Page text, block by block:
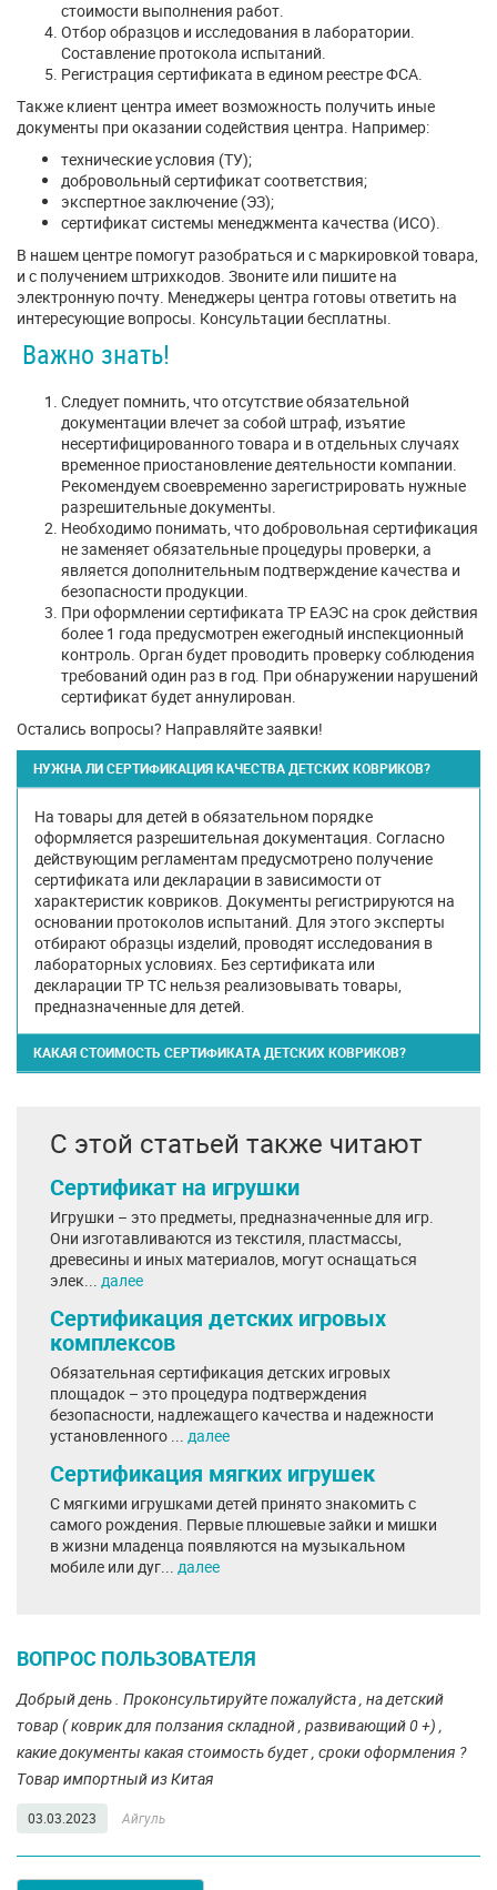
стоимости выполнения работ.
Отбор образцов и исследования в лаборатории.
Составление протокола испытаний.
Регистрация сертификата в едином реестре ФСА.
Также клиент центра имеет возможность получить иные
документы при оказании содействия центра. Например:
технические условия (ТУ);
добровольный сертификат соответствия;
экспертное заключение (ЭЗ);
сертификат системы менеджмента качества (ИСО).
В нашем центре помогут разобраться и с маркировкой товара,
и с получением штрихкодов. Звоните или пишите на
электронную почту. Менеджеры центра готовы ответить на
интересующие вопросы. Консультации бесплатны.
Важно знать!
Следует помнить, что отсутствие обязательной
документации влечет за собой штраф, изъятие
несертифицированного товара и в отдельных случаях
временное приостановление деятельности компании.
Рекомендуем своевременно зарегистрировать нужные
разрешительные документы.
Необходимо понимать, что добровольная сертификация
не заменяет обязательные процедуры проверки, а
является дополнительным подтверждение качества и
безопасности продукции.
При оформлении сертификата ТР ЕАЭС на срок действия
более 1 года предусмотрен ежегодный инспекционный
контроль. Орган будет проводить проверку соблюдения
требований один раз в год. При обнаружении нарушений
сертификат будет аннулирован.
Остались вопросы? Направляйте заявки!
НУЖНА ЛИ СЕРТИФИКАЦИЯ КАЧЕСТВА ДЕТСКИХ КОВРИКОВ?
На товары для детей в обязательном порядке
оформляется разрешительная документация. Согласно
действующим регламентам предусмотрено получение
сертификата или декларации в зависимости от
характеристик ковриков. Документы регистрируются на
основании протоколов испытаний. Для этого эксперты
отбирают образцы изделий, проводят исследования в
лабораторных условиях. Без сертификата или
декларации ТР ТС нельзя реализовывать товары,
предназначенные для детей.
КАКАЯ СТОИМОСТЬ СЕРТИФИКАТА ДЕТСКИХ КОВРИКОВ?
С этой статьей также читают
Сертификат на игрушки
Игрушки – это предметы, предназначенные для игр.
Они изготавливаются из текстиля, пластмассы,
древесины и иных материалов, могут оснащаться
элек... далее
Сертификация детских игровых
комплексов
Обязательная сертификация детских игровых
площадок – это процедура подтверждения
безопасности, надлежащего качества и надежности
установленного ... далее
Сертификация мягких игрушек
С мягкими игрушками детей принято знакомить с
самого рождения. Первые плюшевые зайки и мишки
в жизни младенца появляются на музыкальном
мобиле или дуг... далее
ВОПРОС ПОЛЬЗОВАТЕЛЯ
Добрый день . Проконсультируйте пожалуйста , на детский
товар ( коврик для ползания складной , развивающий 0 +) ,
какие документы какая стоимость будет , сроки оформления ?
Товар импортный из Китая
03.03.2023 Айгуль